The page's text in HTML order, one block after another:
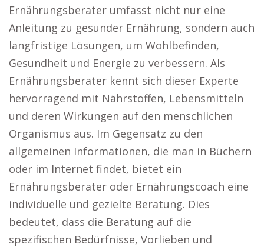
Ernährungsberater umfasst nicht nur eine
Anleitung zu gesunder Ernährung, sondern auch
langfristige Lösungen, um Wohlbefinden,
Gesundheit und Energie zu verbessern. Als
Ernährungsberater kennt sich dieser Experte
hervorragend mit Nährstoffen, Lebensmitteln
und deren Wirkungen auf den menschlichen
Organismus aus. Im Gegensatz zu den
allgemeinen Informationen, die man in Büchern
oder im Internet findet, bietet ein
Ernährungsberater oder Ernährungscoach eine
individuelle und gezielte Beratung. Dies
bedeutet, dass die Beratung auf die
spezifischen Bedürfnisse, Vorlieben und